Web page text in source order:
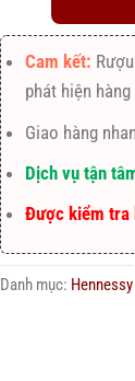
Cam kết:
phát hiện
Giao hàng
Dịch vụ tận
Được kiểm tra
Danh mục: Hennessy